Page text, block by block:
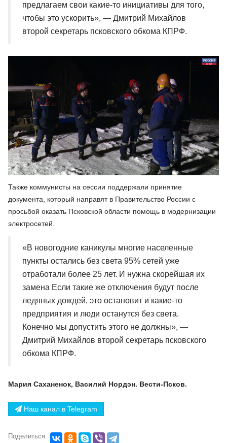
предлагаем свои какие-то инициативы для того,
чтобы это ускорить», — Дмитрий Михайлов
второй секретарь псковского обкома КПРФ.
Также коммунисты на сессии поддержали принятие
документа, который направят в Правительство России с
просьбой оказать Псковской области помощь в модернизации
электросетей.
«В новогодние каникулы многие населенные
пункты остались без света 95% сетей уже
отработали более 25 лет. И нужна скорейшая их
замена Если такие же отключения будут после
ледяных дождей, это остановит и какие-то
предприятия и люди останутся без света.
Конечно мы допустить этого не должны», —
Дмитрий Михайлов второй секретарь псковского
обкома КПРФ.
Мария Саханенок, Василий Нордэн. Вести-Псков.
Наш канал в Telegram
Поделиться